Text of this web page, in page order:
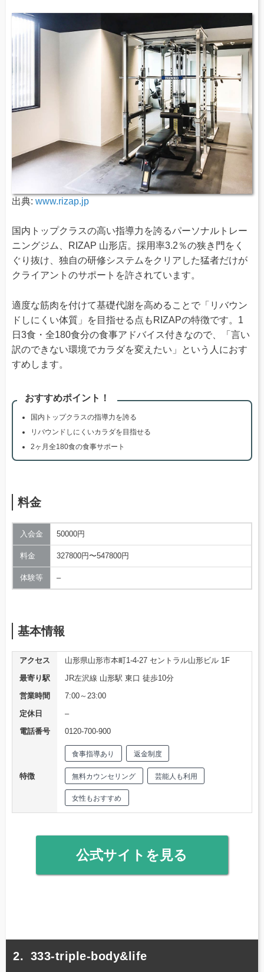
出典: www.rizap.jp
国内トップクラスの高い指導力を誇るパーソナルトレー
ニングジム、RIZAP 山形店。採用率3.2％の狭き門をく
ぐり抜け、独自の研修システムをクリアした猛者だけが
クライアントのサポートを許されています。
適度な筋肉を付けて基礎代謝を高めることで「リバウン
ドしにくい体質」を目指せる点もRIZAPの特徴です。1
日3食・全180食分の食事アドバイス付きなので、「言い
訳のできない環境でカラダを変えたい」という人におす
すめします。
おすすめポイント！
国内トップクラスの指導力を誇る
リバウンドしにくいカラダを目指せる
2ヶ月全180食の食事サポート
料金
入会金 50000円
料金 327800円〜547800円
体験等 –
基本情報
アクセス
山形県山形市本町1-4-27 セントラル山形ビル 1F
最寄り駅
JR左沢線 山形駅 東口 徒歩10分
営業時間
7:00～23:00
定休日
–
電話番号
0120-700-900
特徴
食事指導あり 返金制度
無料カウンセリング 芸能人も利用
女性もおすすめ
公式サイトを見る
333-triple-body&life